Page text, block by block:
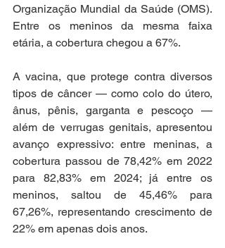
Organização Mundial da Saúde (OMS).
Entre os meninos da mesma faixa
etária, a cobertura chegou a 67%.
A vacina, que protege contra diversos
tipos de câncer — como colo do útero,
ânus, pênis, garganta e pescoço —
além de verrugas genitais, apresentou
avanço expressivo: entre meninas, a
cobertura passou de 78,42% em 2022
para 82,83% em 2024; já entre os
meninos, saltou de 45,46% para
67,26%, representando crescimento de
22% em apenas dois anos.